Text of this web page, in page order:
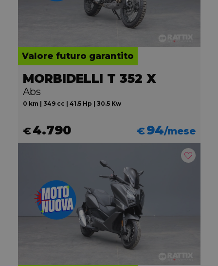
Valore futuro garantito
MORBIDELLI T 352 X
Abs
0 km | 349 cc | 41.5 Hp | 30.5 Kw
€4.790 €94/mese